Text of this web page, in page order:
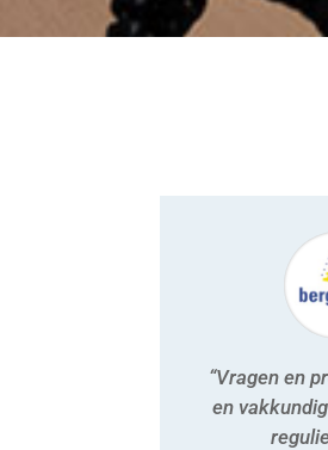
“Vragen en
en